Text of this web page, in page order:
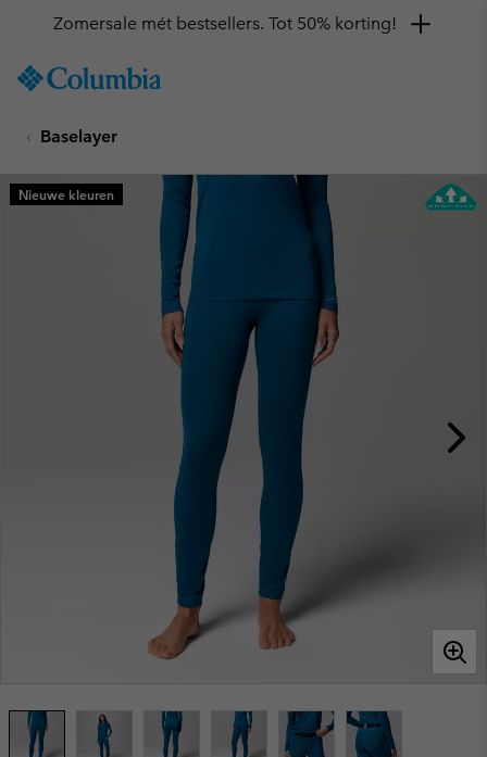
TO
SKIP
MAIN
NAV
Zomersale mét bestsellers. Tot 50% korting!
Baselayer
Nieuwe kleuren